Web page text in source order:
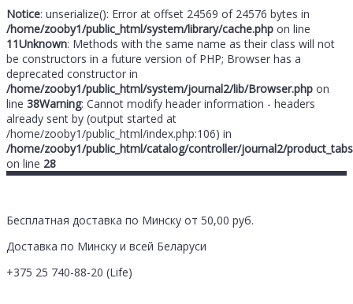
Notice: unserialize(): Error at offset 24569 of 24576 bytes in
/home/zooby1/public_html/system/library/cache.php on line
11Unknown: Methods with the same name as their class will not
be constructors in a future version of PHP; Browser has a
deprecated constructor in
/home/zooby1/public_html/system/journal2/lib/Browser.php on
line 38Warning: Cannot modify header information - headers
already sent by (output started at
/home/zooby1/public_html/index.php:106) in
/home/zooby1/public_html/catalog/controller/journal2/
on line 28
Бесплатная доставка по Минску от 50,00 руб.
Доставка по Минску и всей Беларуси
+375 25 740-88-20 (Life)